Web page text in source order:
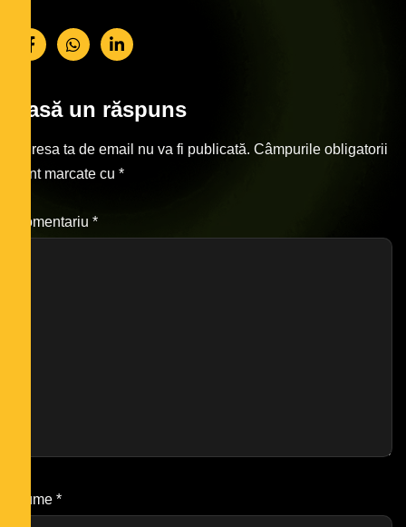
Lasă un răspuns
Adresa ta de email nu va fi publicată. Câmpurile obligatorii
sunt marcate cu *
Comentariu *
Nume *